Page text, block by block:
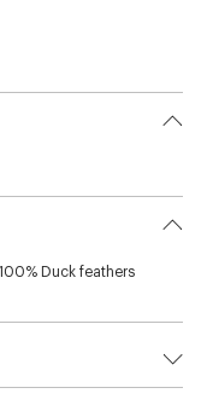
Duck feathers